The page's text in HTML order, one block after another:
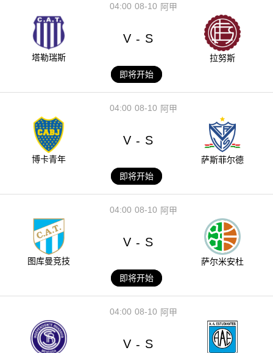
08-10
04:00 阿甲
塔勒瑞斯
V - S
拉努斯
即将开始
08-10
04:00 阿甲
博卡青年
V - S
萨斯菲尔德
即将开始
08-10
04:00 阿甲
图库曼竞技
V - S
萨尔米安杜
即将开始
08-10
04:00 阿甲
V - S